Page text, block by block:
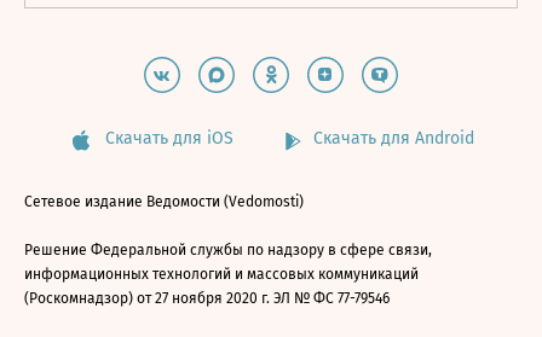
Скачать для iOS Скачать для Android
Сетевое издание Ведомости (Vedomosti)
Решение Федеральной службы по надзору в сфере связи,
информационных технологий и массовых коммуникаций
(Роскомнадзор) от 27 ноября 2020 г. ЭЛ № ФС 77-79546